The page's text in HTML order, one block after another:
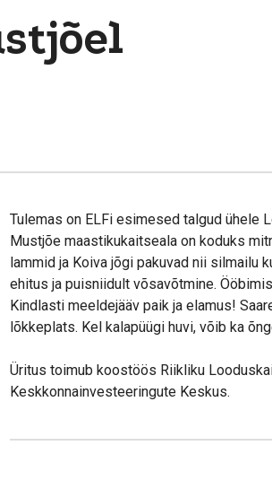
Tulemas on ELFi esimesed talgud ühele
Mustjõe maastikukaitseala on koduks
lammid ja Koiva jõgi pakuvad nii silmailu
ehitus ja puisniidult võsavõtmine.
Kindlasti meeldejääv paik ja elamus!
lõkkeplats. Kel kalapüügi huvi, võib ka
Üritus toimub koostöös Riikliku
Keskkonnainvesteeringute Keskus.